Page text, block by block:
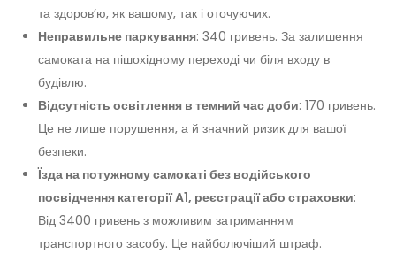
та здоров’ю, як вашому, так і оточуючих.
Неправильне паркування: 340 гривень. За залишення
самоката на пішохідному переході чи біля входу в
будівлю.
Відсутність освітлення в темний час доби: 170 гривень.
Це не лише порушення, а й значний ризик для вашої
безпеки.
Їзда на потужному самокаті без водійського
посвідчення категорії A1, реєстрації або страховки:
Від 3400 гривень з можливим затриманням
транспортного засобу. Це найболючіший штраф.